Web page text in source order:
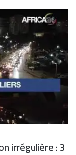
irrégulière : 3